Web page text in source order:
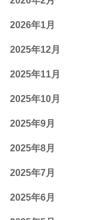
2026年1月
2025年12月
2025年11月
2025年10月
2025年9月
2025年8月
2025年7月
2025年6月